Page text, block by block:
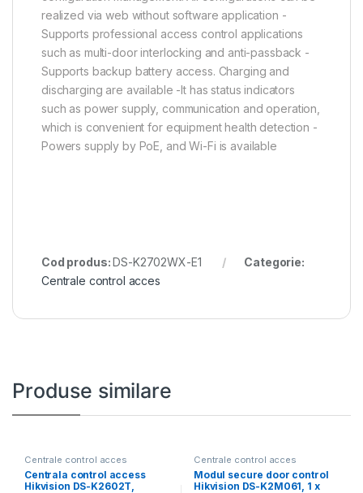
realized via web without software application -
Supports professional access control applications
such as multi-door interlocking and anti-passback -
Supports backup battery access. Charging and
discharging are available -It has status indicators
such as power supply, communication and operation,
which is convenient for equipment health detection -
Powers supply by PoE, and Wi-Fi is available
Cod produs:DS-K2702WX-E1
Categorie:
Centrale control acces
Produse similare
Centrale control acces
Centrala control access
Hikvision DS-K2602T,
Centrale control acces
Modul secure door control
Hikvision DS-K2M061, 1 x